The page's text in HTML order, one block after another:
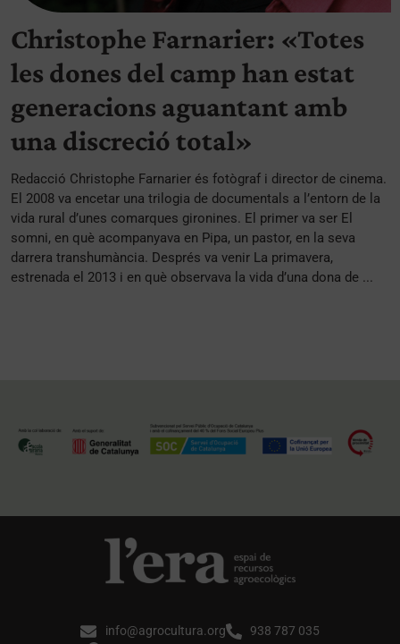
Christophe Farnarier: «Totes
les dones del camp han estat
generacions aguantant amb
una discreció total»
Redacció Christophe Farnarier és fotògraf i director de cinema.
El 2008 va encetar una trilogia de documentals a l’entorn de la
vida rural d’unes comarques gironines. El primer va ser El
somni, en què acompanyava en Pipa, un pastor, en la seva
darrera transhumància. Després va venir La primavera,
estrenada el 2013 i en què observava la vida d’una dona de ...
info@agrocultura.org
938 787 035